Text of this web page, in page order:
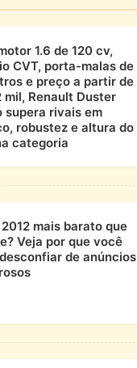
1.6 de 120 cv,
CVT, porta-malas de
e preço a partir de
mil, Renault Duster
supera rivais em
robustez e altura do
categoria
mais barato que
Veja por que você
de anúncios